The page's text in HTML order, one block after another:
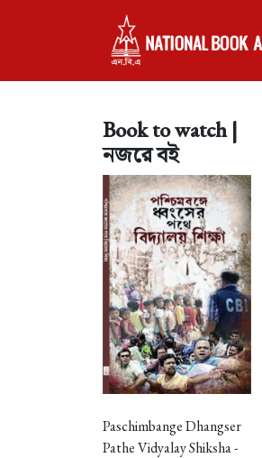
Book to watch |
নজরে বই
Paschimbange Dhangser
Pathe Vidyalay Shiksha -